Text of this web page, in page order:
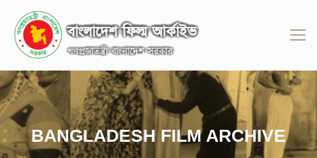
BANGLADESH FILM ARCHIVE